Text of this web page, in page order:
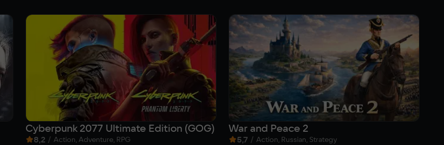
Cyberpunk 2077 Ultimate Edition (GOG)
8,2 / Action, Adventure, RPG
War and Peace 2
5,7 / Action, Russian, Strategy